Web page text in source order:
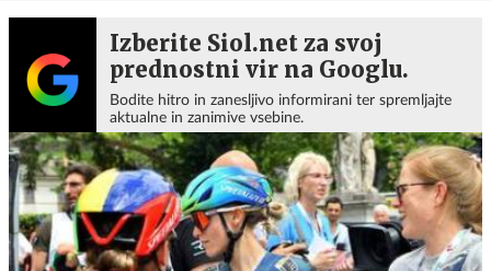
Izberite Siol.net za svoj
prednostni vir na Googlu.
Bodite hitro in zanesljivo informirani ter spremljajte
aktualne in zanimive vsebine.